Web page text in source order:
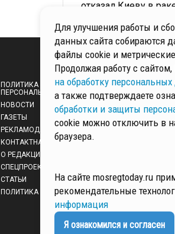
отказал Киеву в
ПОЛИТИКА ОБРАБОТКИ И ЗАЩИТЫ
ПЕРСОНАЛЬНЫХ ДАННЫХ
НОВОСТИ
ГАЗЕТЫ
РЕКЛАМОДАТЕЛЯМ
КОНТАКТНАЯ ИНФОРМАЦИЯ
О РЕДАКЦИИ
СПЕЦПРОЕКТЫ
СТАТЬИ
ПОЛИТИКА КОНФИДЕНЦИАЛЬНОСТИ
Для улучшения работы и
данных сайта собираются
файлы cookie и
Продолжая работу с
на обработку
а также подтверждаете
обработки и защиты
cookie можно отключить в
браузера.
На сайте mosregtoday.ru
рекомендательные
информация
Я ознакомился и согласен